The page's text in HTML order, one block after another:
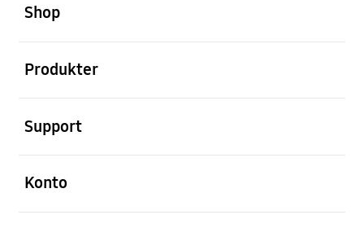
Shop
Produkter
Support
Konto